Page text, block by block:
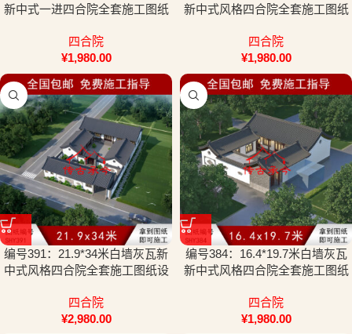
新中式一进四合院全套施工图纸
四合院
¥1,980.00
新中式风格四合院全套施工图纸
四合院
¥1,980.00
编号391：21.9*34米白墙灰瓦新
中式风格四合院全套施工图纸设
四合院
¥2,980.00
编号384：16.4*19.7米白墙灰瓦
新中式风格四合院全套施工图纸
四合院
¥1,980.00